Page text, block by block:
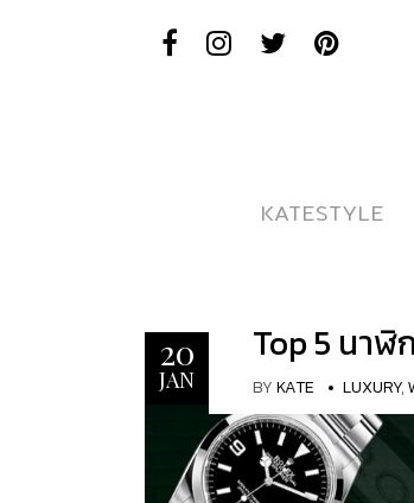
KATESTYLE
KATESTYLE
20
JAN
Top 5 นา
BYKATE LUXURY,